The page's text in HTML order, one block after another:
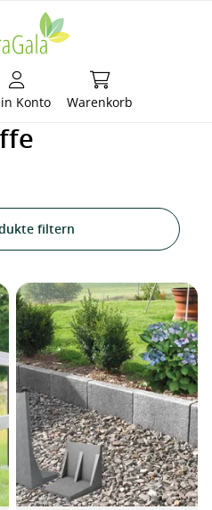
Konto Warenkorb
Warenkorb
filtern